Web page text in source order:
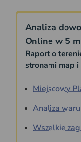
Analiza
Online w 5
Raport o
stronami map
Miejscowy
Analiza
Wszelkie